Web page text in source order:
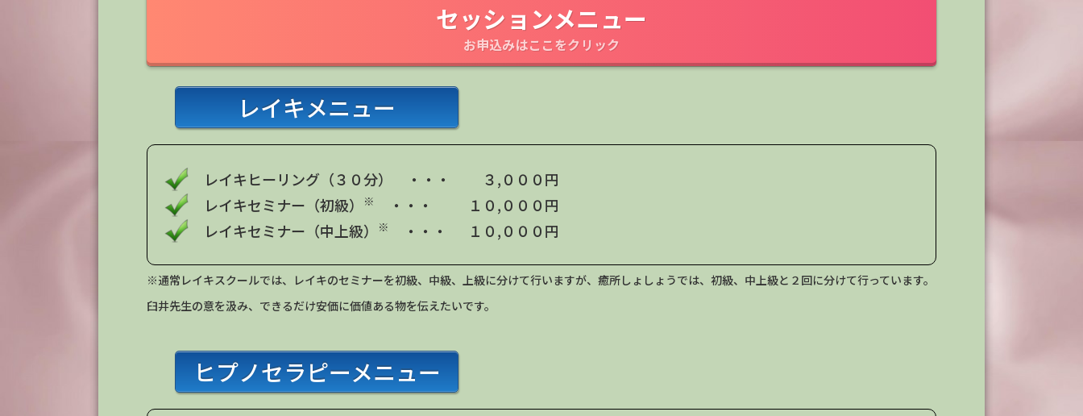
セッションメニュー
お申込みはここをクリック
レイキメニュー
レイキヒーリング（３０分） ・・・ ３,０００円
レイキセミナー（初級）
※
・・・ １０,０００円
レイキセミナー（中上級）
※ ・・・ １０,０００円
※通常レイキスクールでは、レイキのセミナーを初級、中級、上級に分けて行いますが、癒所しょしょうでは、初級、中上級と２回に分けて行っています。
臼井先生の意を汲み、できるだけ安価に価値ある物を伝えたいです。
ヒプノセラピーメニュー